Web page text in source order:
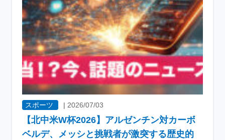
スポーツ |2026/07/03
【北中米W杯2026】アルゼンチン対カーボ
ベルデ、メッシと挑戦者が激突する歴史的